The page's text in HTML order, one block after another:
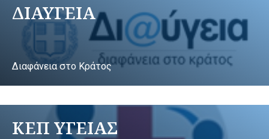
ΔΙΑΥΓΕΙΑ
Διαφάνεια στο Κράτος
ΚΕΠ ΥΓΕΙΑΣ